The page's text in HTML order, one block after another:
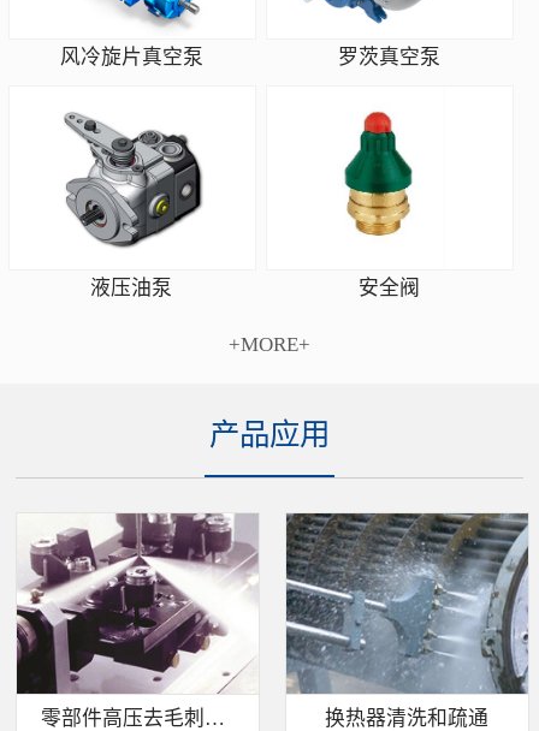
风冷旋片真空泵 罗茨真空泵
液压油泵 安全阀
+MORE+
产品应用
零部件高压去毛刺清洗 换热器清洗和疏通